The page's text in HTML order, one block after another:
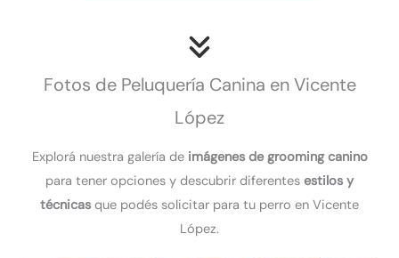
Fotos de Peluquería Canina en Vicente
López
Explorá nuestra galería de imágenes de grooming canino
para tener opciones y descubrir diferentes estilos y
técnicas que podés solicitar para tu perro en Vicente
López.